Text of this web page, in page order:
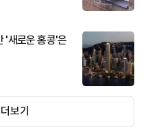
'새로운 홍콩'은
더보기